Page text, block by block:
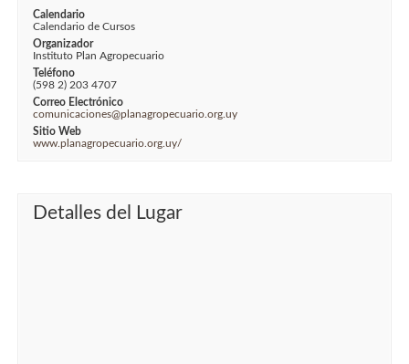
Calendario
Calendario de Cursos
Organizador
Instituto Plan Agropecuario
Teléfono
(598 2) 203 4707
Correo Electrónico
comunicaciones@planagropecuario.org.uy
Sitio Web
www.planagropecuario.org.uy/
Detalles del Lugar